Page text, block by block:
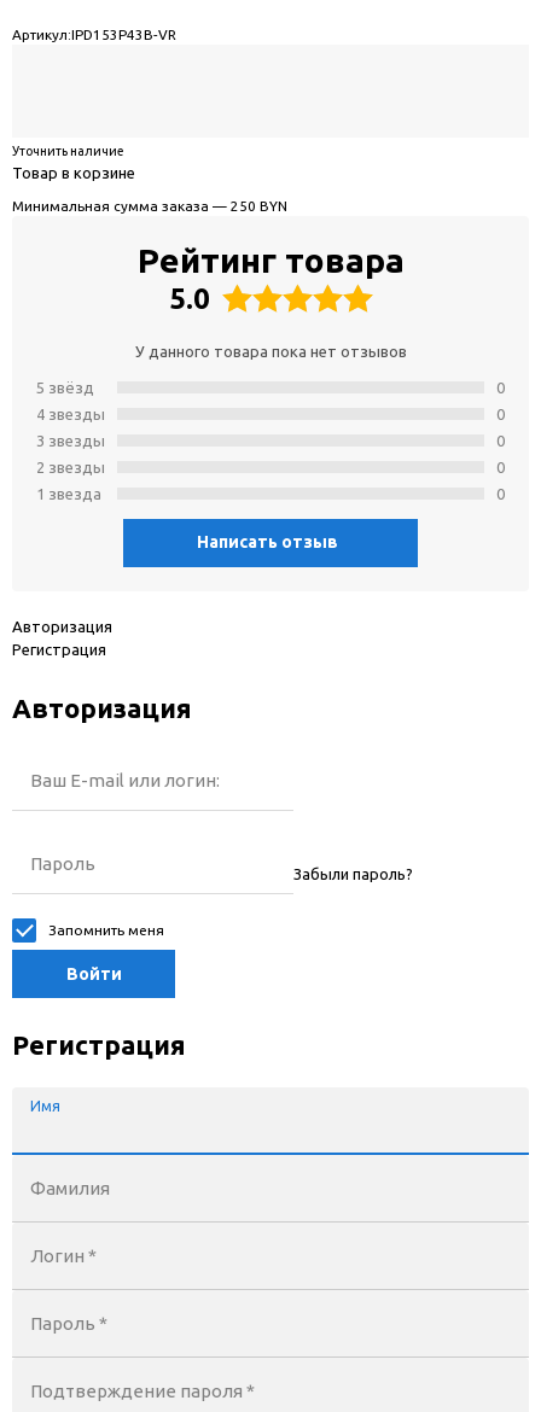
Артикул:IPD153P43B-VR
Уточнить наличие
Товар в корзине
Минимальная сумма заказа — 250 BYN
Рейтинг товара
5.0
У данного товара пока нет отзывов
5 звёзд
4 звeзды
3 звeзды
2 звeзды
1 звeзда
0
0
0
0
0
Написать отзыв
Авторизация
Регистрация
Авторизация
Ваш E-mail или логин:
Пароль Забыли пароль?
Запомнить меня
Войти
Регистрация
Имя
Фамилия
Логин *
Пароль *
Подтверждение пароля *